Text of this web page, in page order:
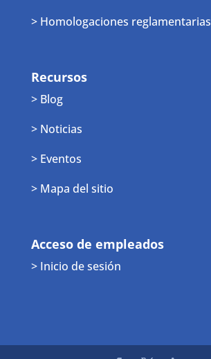
> Homologaciones reglamentarias
Recursos
> Blog
> Noticias
> Eventos
> Mapa del sitio
Acceso de empleados
> Inicio de sesión